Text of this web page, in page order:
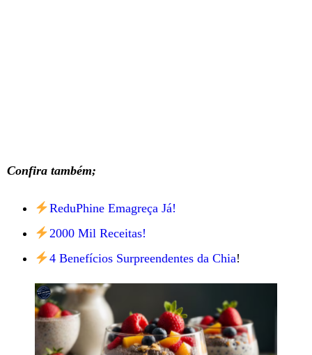
Confira também;
ReduPhine Emagreça Já!
2000 Mil Receitas!
4 Benefícios Surpreendentes da Chia!